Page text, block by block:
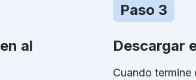
al
Paso 3
Descargar
Cuando termine